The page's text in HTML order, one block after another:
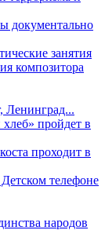
документально
занятия
композитора
Ленинград...
пройдет в
проходит в
телефоне
народов